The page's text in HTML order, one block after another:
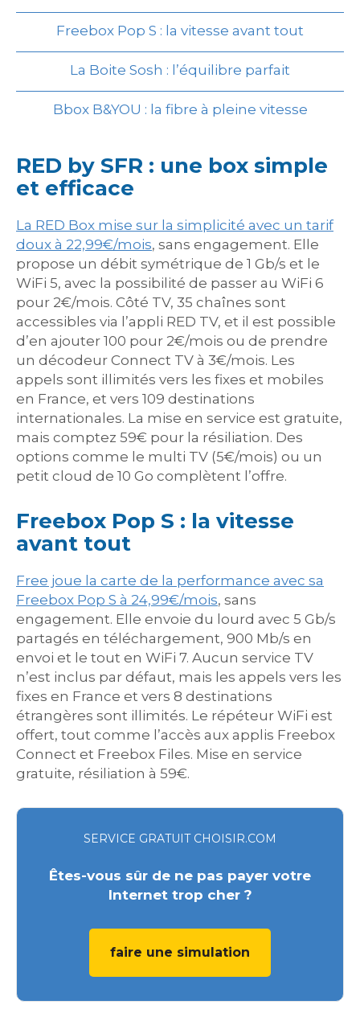
Freebox Pop S : la vitesse avant tout
La Boite Sosh : l’équilibre parfait
Bbox B&YOU : la fibre à pleine vitesse
RED by SFR : une box simple
et efficace
La RED Box mise sur la simplicité avec un tarif
doux à 22,99€/mois, sans engagement. Elle
propose un débit symétrique de 1 Gb/s et le
WiFi 5, avec la possibilité de passer au WiFi 6
pour 2€/mois. Côté TV, 35 chaînes sont
accessibles via l’appli RED TV, et il est possible
d’en ajouter 100 pour 2€/mois ou de prendre
un décodeur Connect TV à 3€/mois. Les
appels sont illimités vers les fixes et mobiles
en France, et vers 109 destinations
internationales. La mise en service est gratuite,
mais comptez 59€ pour la résiliation. Des
options comme le multi TV (5€/mois) ou un
petit cloud de 10 Go complètent l’offre.
Freebox Pop S : la vitesse
avant tout
Free joue la carte de la performance avec sa
Freebox Pop S à 24,99€/mois, sans
engagement. Elle envoie du lourd avec 5 Gb/s
partagés en téléchargement, 900 Mb/s en
envoi et le tout en WiFi 7. Aucun service TV
n’est inclus par défaut, mais les appels vers les
fixes en France et vers 8 destinations
étrangères sont illimités. Le répéteur WiFi est
offert, tout comme l’accès aux applis Freebox
Connect et Freebox Files. Mise en service
gratuite, résiliation à 59€.
SERVICE GRATUIT CHOISIR.COM
Êtes-vous sûr de ne pas payer votre
Internet trop cher ?
faire une simulation